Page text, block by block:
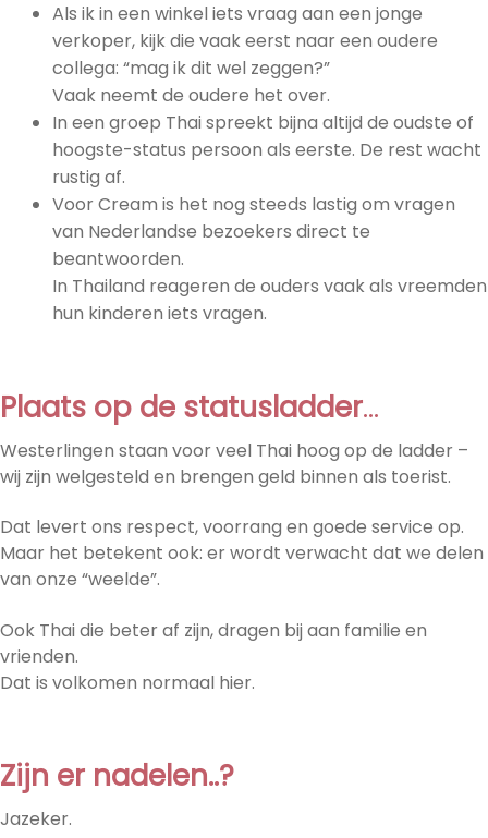
Als ik in een winkel iets vraag aan een jonge
verkoper, kijk die vaak eerst naar een oudere
collega: “mag ik dit wel zeggen?”
Vaak neemt de oudere het over.
In een groep Thai spreekt bijna altijd de oudste of
hoogste-status persoon als eerste. De rest wacht
rustig af.
Voor Cream is het nog steeds lastig om vragen
van Nederlandse bezoekers direct te
beantwoorden.
In Thailand reageren de ouders vaak als vreemden
hun kinderen iets vragen.
Plaats op de statusladder…
Westerlingen staan voor veel Thai hoog op de ladder –
wij zijn welgesteld en brengen geld binnen als toerist.
Dat levert ons respect, voorrang en goede service op.
Maar het betekent ook: er wordt verwacht dat we delen
van onze “weelde”.
Ook Thai die beter af zijn, dragen bij aan familie en
vrienden.
Dat is volkomen normaal hier.
Zijn er nadelen..?
Jazeker.